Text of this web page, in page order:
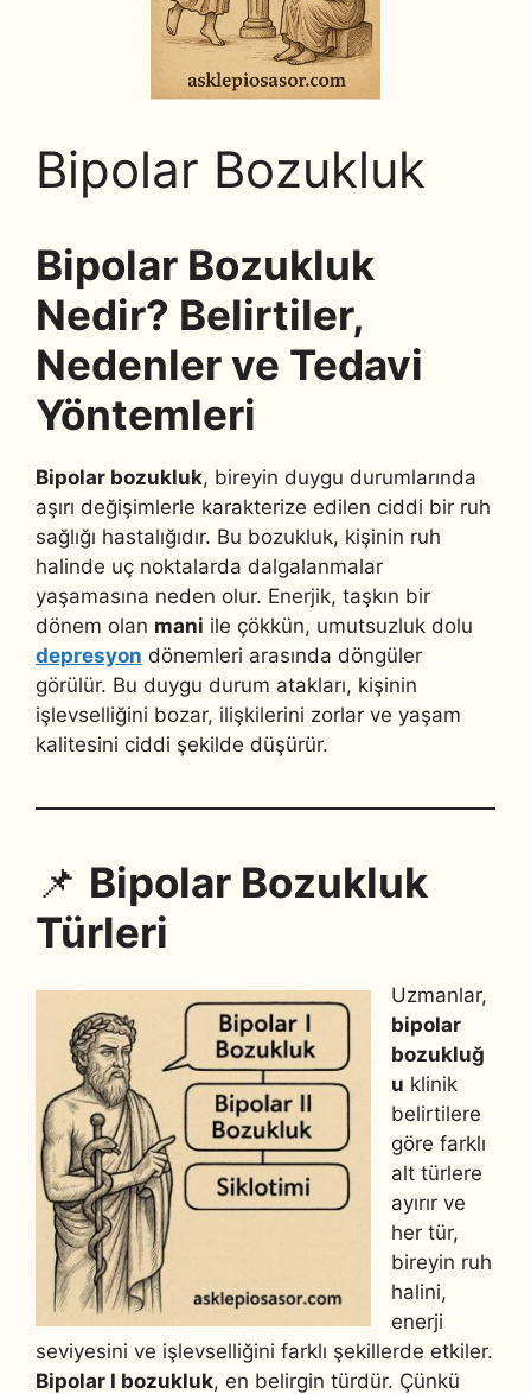
Bipolar Bozukluk
Bipolar Bozukluk
Nedir? Belirtiler,
Nedenler ve Tedavi
Yöntemleri
Bipolar bozukluk, bireyin duygu durumlarında
aşırı değişimlerle karakterize edilen ciddi bir ruh
sağlığı hastalığıdır. Bu bozukluk, kişinin ruh
halinde uç noktalarda dalgalanmalar
yaşamasına neden olur. Enerjik, taşkın bir
dönem olan mani ile çökkün, umutsuzluk dolu
depresyon dönemleri arasında döngüler
görülür. Bu duygu durum atakları, kişinin
işlevselliğini bozar, ilişkilerini zorlar ve yaşam
kalitesini ciddi şekilde düşürür.
📌 Bipolar Bozukluk
Türleri
Uzmanlar,
bipolar
bozukluğ
u klinik
belirtilere
göre farklı
alt türlere
ayırır ve
her tür,
bireyin ruh
halini,
enerji
seviyesini ve işlevselliğini farklı şekillerde etkiler.
Bipolar I bozukluk, en belirgin türdür. Çünkü